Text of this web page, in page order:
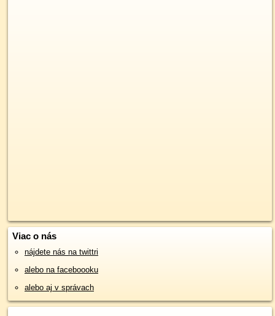
Viac o nás
nájdete nás na twittri
alebo na faceboooku
alebo aj v správach